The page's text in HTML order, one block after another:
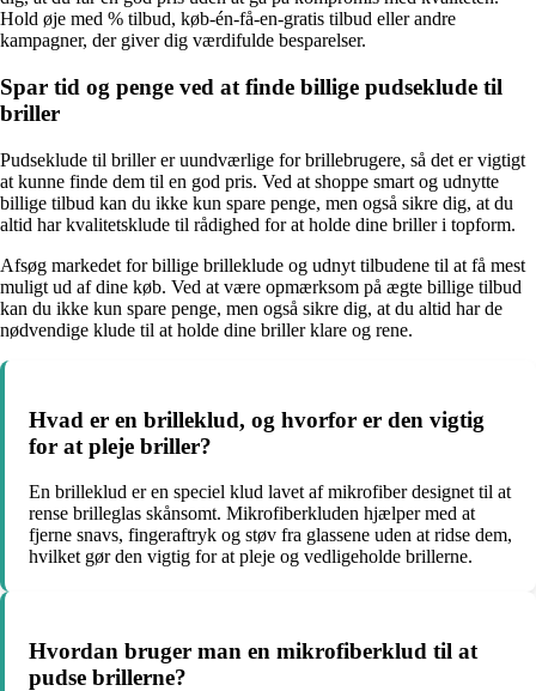
Hold øje med % tilbud, køb-én-få-en-gratis tilbud eller andre
kampagner, der giver dig værdifulde besparelser.
Spar tid og penge ved at finde billige pudseklude til
briller
Pudseklude til briller er uundværlige for brillebrugere, så det er vigtigt
at kunne finde dem til en god pris. Ved at shoppe smart og udnytte
billige tilbud kan du ikke kun spare penge, men også sikre dig, at du
altid har kvalitetsklude til rådighed for at holde dine briller i topform.
Afsøg markedet for billige brilleklude og udnyt tilbudene til at få mest
muligt ud af dine køb. Ved at være opmærksom på ægte billige tilbud
kan du ikke kun spare penge, men også sikre dig, at du altid har de
nødvendige klude til at holde dine briller klare og rene.
Hvad er en brilleklud, og hvorfor er den vigtig
for at pleje briller?
En brilleklud er en speciel klud lavet af mikrofiber designet til at
rense brilleglas skånsomt. Mikrofiberkluden hjælper med at
fjerne snavs, fingeraftryk og støv fra glassene uden at ridse dem,
hvilket gør den vigtig for at pleje og vedligeholde brillerne.
Hvordan bruger man en mikrofiberklud til at
pudse brillerne?